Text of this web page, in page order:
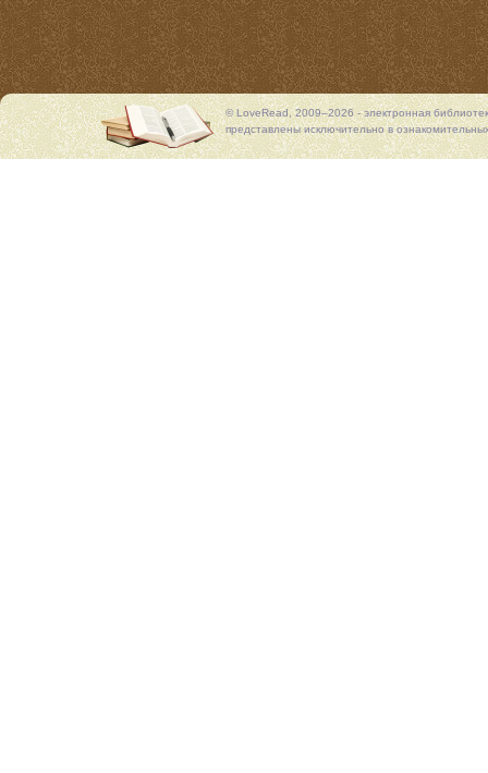
© LoveRead, 2009–2026 - электронная
представлены исключительно в